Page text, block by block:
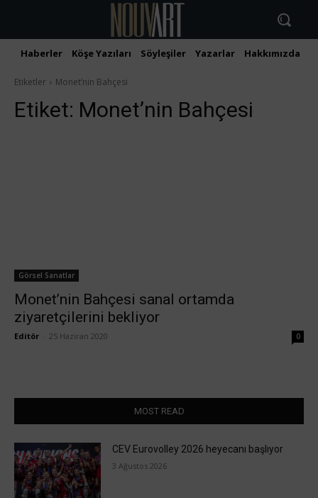
Haberler Köşe Yazıları Söyleşiler Yazarlar Hakkımızda
Etiketler Monet’nin Bahçesi
Etiket: Monet’nin Bahçesi
Görsel Sanatlar
Monet’nin Bahçesi sanal ortamda
ziyaretçilerini bekliyor
Editör 25 Haziran 2020 0
MOST READ
CEV Eurovolley 2026 heyecanı başlıyor
3 Ağustos 2026